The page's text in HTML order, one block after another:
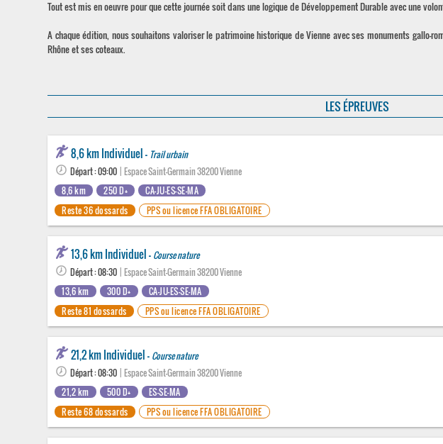
Tout est mis en oeuvre pour que cette journée soit dans une logique de Développement Durable avec une
A chaque édition, nous souhaitons valoriser le patrimoine historique de Vienne avec ses monuments gallo-
Rhône et ses coteaux.
LES ÉPREUVES
8,6 km Individuel - Trail urbain
Départ : 09:00 | Espace Saint-Germain 38200 Vienne
8,6 km
250 D+
CA-JU-ES-SE-MA
Reste 36 dossards
PPS ou licence FFA OBLIGATOIRE
13,6 km Individuel - Course nature
Départ : 08:30 | Espace Saint-Germain 38200 Vienne
13,6 km
300 D+
CA-JU-ES-SE-MA
Reste 81 dossards
PPS ou licence FFA OBLIGATOIRE
21,2 km Individuel - Course nature
Départ : 08:30 | Espace Saint-Germain 38200 Vienne
21,2 km
500 D+
ES-SE-MA
Reste 68 dossards
PPS ou licence FFA OBLIGATOIRE